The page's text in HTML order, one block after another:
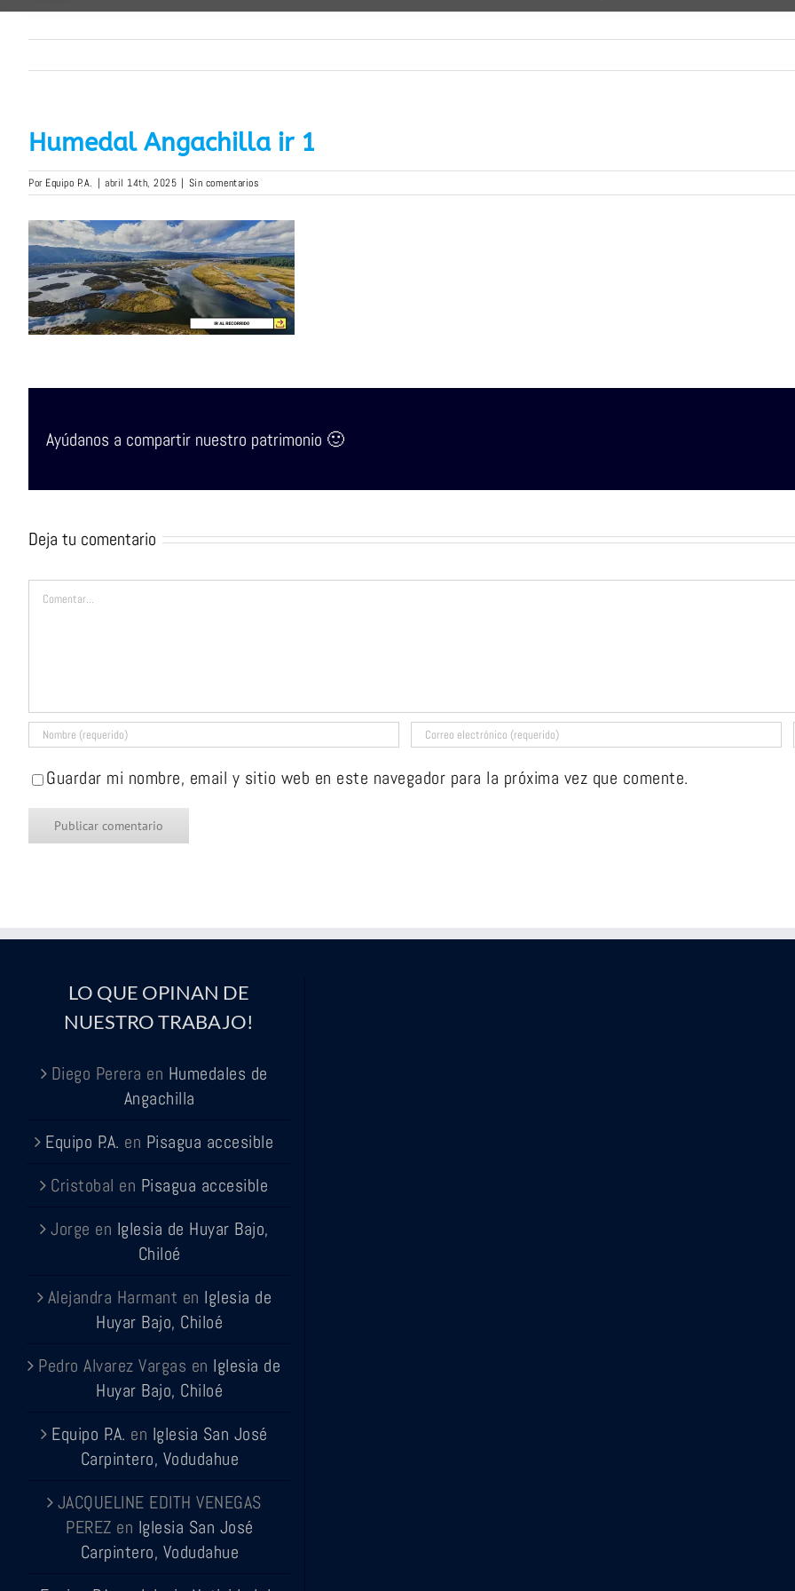
Humedal Angachilla ir 1
Por Equipo P.A. | abril 14th, 2025 | Sin comentarios
Ayúdanos a compartir nuestro patrimonio 🙂
Deja tu comentario
Comentar
Guardar mi nombre, email y sitio web en este navegador para la próxima vez que comente.
LO QUE OPINAN DE
NUESTRO TRABAJO!
Diego Perera en Humedales de
Angachilla
Equipo P.A. en Pisagua accesible
Cristobal en Pisagua accesible
Jorge en Iglesia de Huyar Bajo,
Chiloé
Alejandra Harmant en Iglesia de
Huyar Bajo, Chiloé
Pedro Alvarez Vargas en Iglesia de
Huyar Bajo, Chiloé
Equipo P.A. en Iglesia San José
Carpintero, Vodudahue
JACQUELINE EDITH VENEGAS
PEREZ en Iglesia San José
Carpintero, Vodudahue